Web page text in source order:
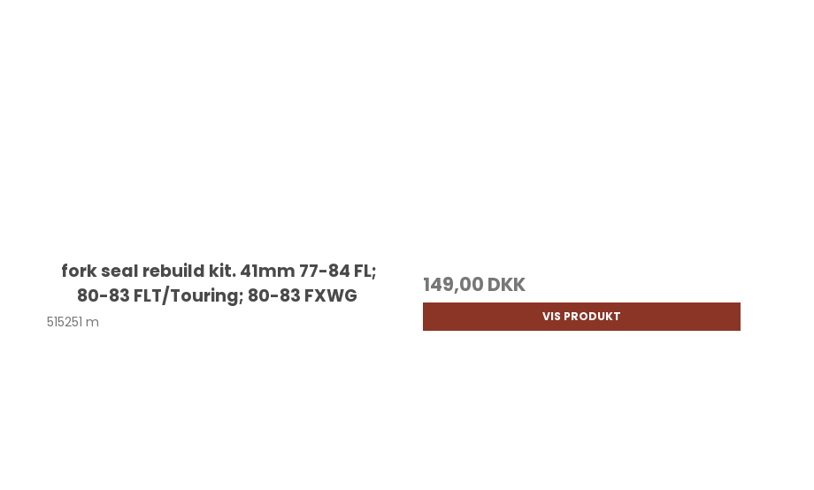
fork seal rebuild kit. 41mm 77-84 FL;
80-83 FLT/Touring; 80-83 FXWG
515251 m
149,00 DKK
VIS PRODUKT